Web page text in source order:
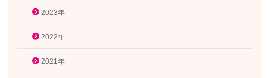
2023年
2022年
2021年